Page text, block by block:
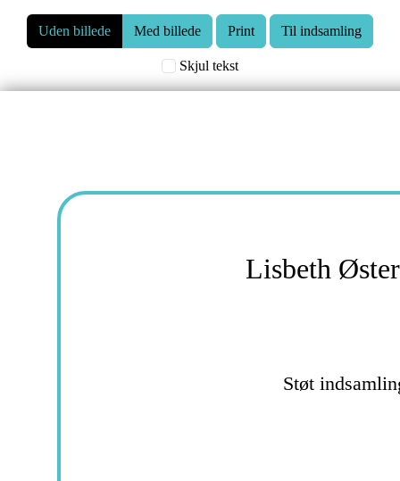
Uden billede Med billede Til indsamling
Skjul tekst
Lisbeth
Støt